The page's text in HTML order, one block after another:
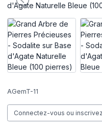
AGemT-11
Connectez-vous ou